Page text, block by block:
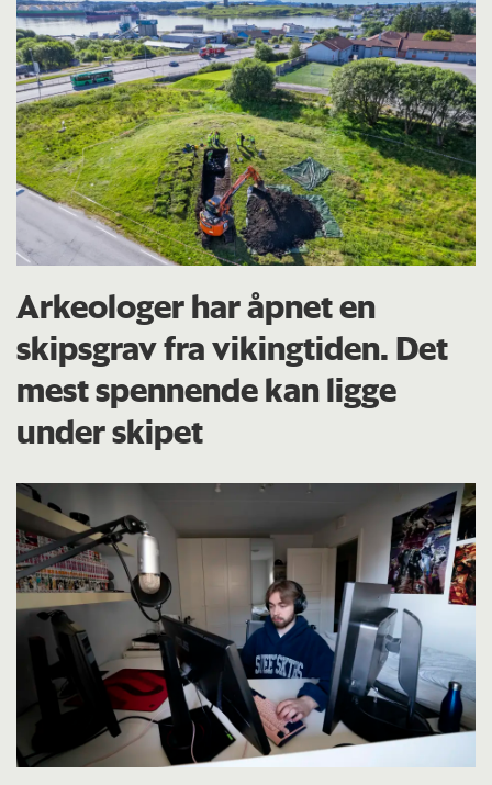
Arkeologer har åpnet en
skipsgrav fra vikingtiden. Det
mest spennende kan ligge
under skipet